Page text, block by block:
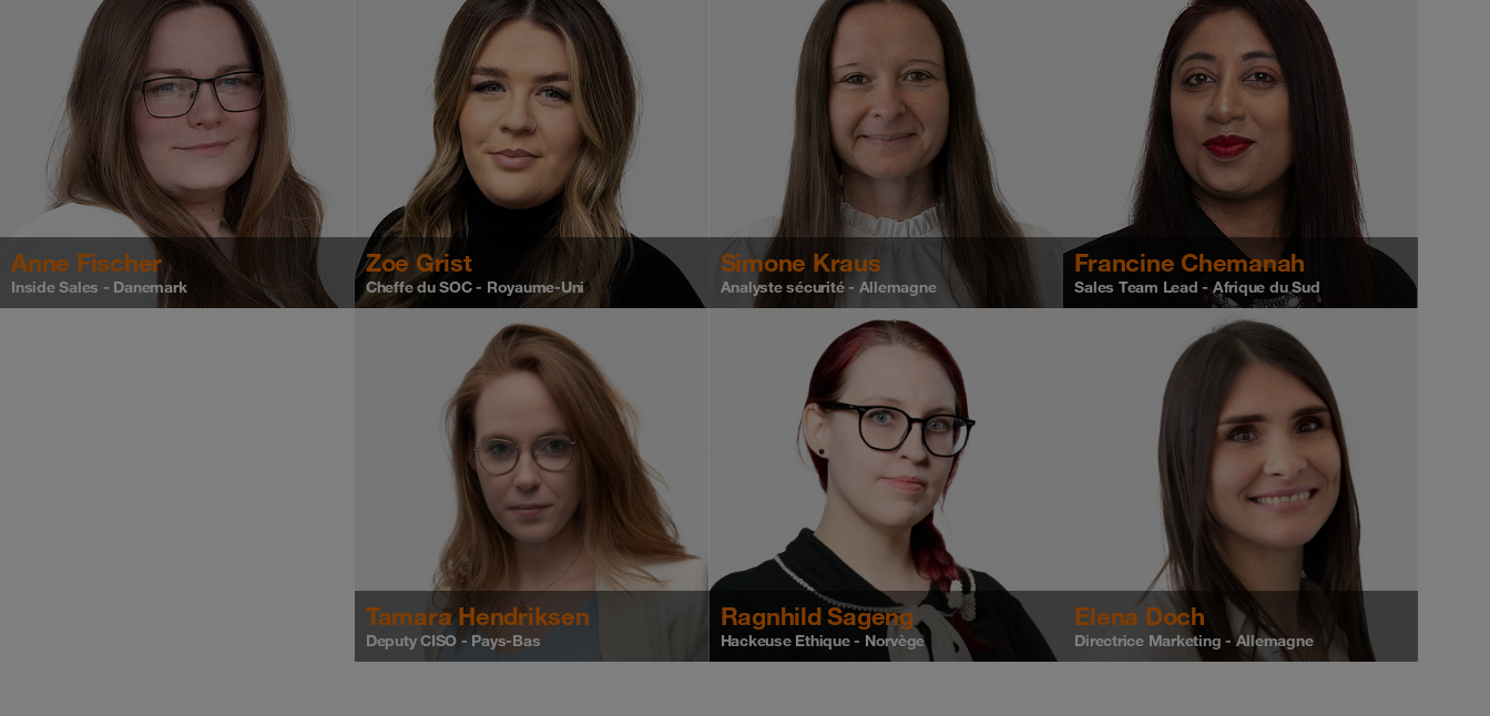
Anne Fischer
Inside Sales - Danemark
Zoe Grist
Cheffe du SOC - Royaume-Uni
Simone Kraus
Analyste sécurité - Allemagne
Francine Chemanah
Sales Team Lead - Afrique du Sud
Tamara Hendriksen
Deputy CISO - Pays-Bas
Ragnhild Sageng
Hackeuse Ethique - Norvège
Elena Doch
Directrice Marketing - Allemagne